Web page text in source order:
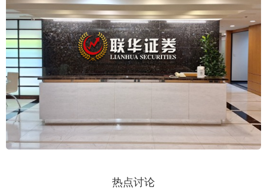
热点讨论